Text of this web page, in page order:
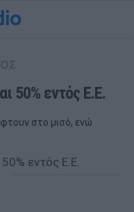
50% εντός Ε.Ε.
στο μισό, ενώ